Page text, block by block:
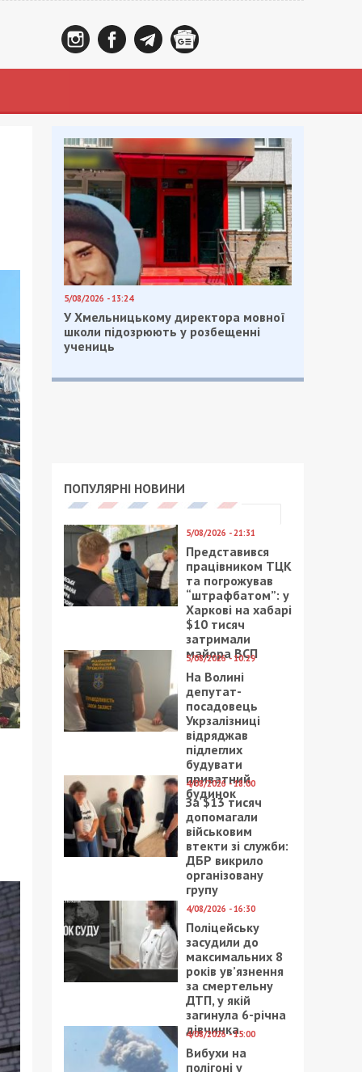
5/08/2026 - 13:24
У Хмельницькому директора мовної
школи підозрюють у розбещенні
учениць
ПОПУЛЯРНІ НОВИНИ
5/08/2026 - 21:31
Представився
працівником ТЦК
та погрожував
“штрафбатом”: у
Харкові на хабарі
$10 тисяч
затримали
майора ВСП
5/08/2026 - 10:29
На Волині
депутат-
посадовець
Укрзалізниці
відряджав
підлеглих
будувати
приватний
будинок
4/08/2026 - 18:00
За $13 тисяч
допомагали
військовим
втекти зі служби:
ДБР викрило
організовану
групу
4/08/2026 - 16:30
Поліцейську
засудили до
максимальних 8
років ув’язнення
за смертельну
ДТП, у якій
загинула 6-річна
дівчинка
4/08/2026 - 15:00
Вибухи на
полігоні у